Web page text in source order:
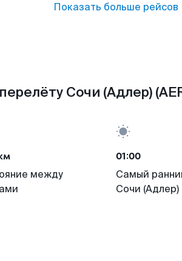
Показать больше рейсов
Сочи (Адлер)
между
01:00
Самый
Сочи (Адлер)